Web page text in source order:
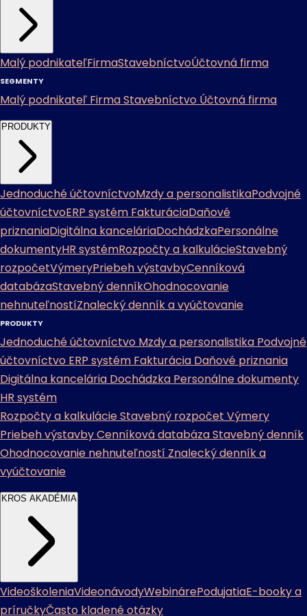
Malý podnikateľFirmaStavebníctvoÚčtovná firma
SEGMENTY
Malý podnikateľ FirmaStavebníctvo Účtovná firma
PRODUKTY
Jednoduché účtovníctvoMzdy a personalistikaPodvojné
účtovníctvoERP systém FakturáciaDaňové
priznaniaDigitálna kanceláriaDochádzkaPersonálne
dokumentyHR systémRozpočty a kalkulácieStavebný
rozpočetVýmeryPriebeh výstavbyCenníková
databázaStavebný denníkOhodnocovanie
nehnuteľnostíZnalecký denník a vyúčtovanie
PRODUKTY
Jednoduché účtovníctvo Mzdy a personalistika Podvojné
účtovníctvo ERP systém Fakturácia Daňové priznania
Digitálna kancelária Dochádzka Personálne dokumenty
HR systém
Rozpočty a kalkulácieStavebný rozpočet Výmery
Priebeh výstavbyCenníková databázaStavebný denník
Ohodnocovanie nehnuteľností Znalecký denník a
vyúčtovanie
KROS AKADÉMIA
VideoškoleniaVideonávodyWebinárePodujatiaE-booky a
príručkyČasto kladené otázky